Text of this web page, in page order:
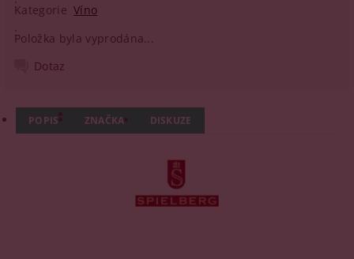
Kategorie Víno
Položka byla vyprodána...
Dotaz
POPIS ZNAČKA DISKUZE